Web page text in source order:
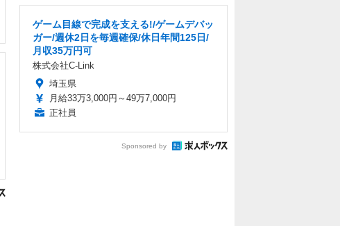
ゲーム目線で完成を支える!/ゲームデバッ
ガー/週休2日を毎週確保/休日年間125日/
月収35万円可
株式会社C-Link
埼玉県
月給33万3,000円～49万7,000円
正社員
Sponsored by